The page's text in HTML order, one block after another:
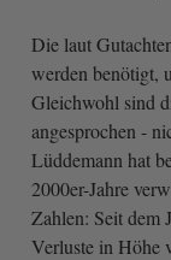
Die laut
werden benötigt,
Gleichwohl sind
angesprochen -
Lüddemann hat
2000er-Jahre
Zahlen: Seit dem
Verluste in Höhe